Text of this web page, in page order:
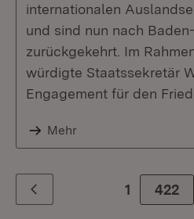
internationalen
und sind nun nach
zurückgekehrt. Im
würdigte Staatssekretär
Engagement für den
Mehr
Zurück 1 422